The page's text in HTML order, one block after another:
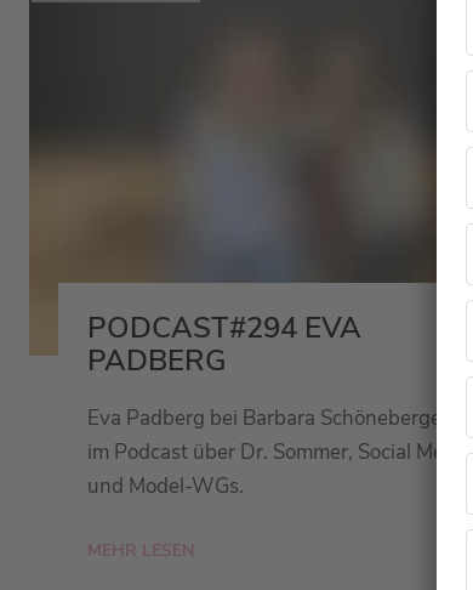
PODCAST#294 EVA
PADBERG
Eva Padberg bei Barbara Schöneberger
im Podcast über Dr. Sommer, Social Media
und Model-WGs.
MEHR LESEN